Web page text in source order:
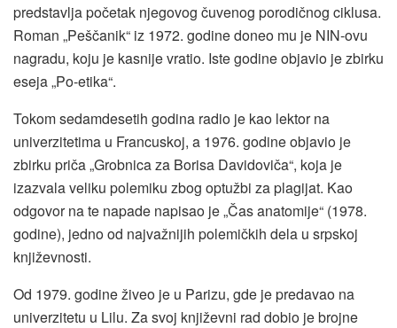
predstavlja početak njegovog čuvenog porodičnog ciklusa.
Roman „Peščanik“ iz 1972. godine doneo mu je NIN-ovu
nagradu, koju je kasnije vratio. Iste godine objavio je zbirku
eseja „Po-etika“.
Tokom sedamdesetih godina radio je kao lektor na
univerzitetima u Francuskoj, a 1976. godine objavio je
zbirku priča „Grobnica za Borisa Davidoviča“, koja je
izazvala veliku polemiku zbog optužbi za plagijat. Kao
odgovor na te napade napisao je „Čas anatomije“ (1978.
godine), jedno od najvažnijih polemičkih dela u srpskoj
književnosti.
Od 1979. godine živeo je u Parizu, gde je predavao na
univerzitetu u Lilu. Za svoj književni rad dobio je brojne